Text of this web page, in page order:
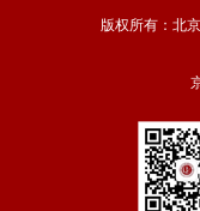
版权所有：北